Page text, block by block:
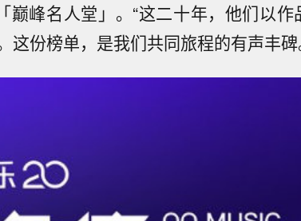
巅峰名人堂」。“这二十年，他们以作
这份榜单，是我们共同旅程的有声丰碑